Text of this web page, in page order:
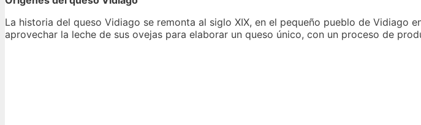
La historia del queso Vidiago se remonta al siglo XIX, en el pequeño pueblo de Vidiago
aprovechar la leche de sus ovejas para elaborar un queso único, con un proceso de